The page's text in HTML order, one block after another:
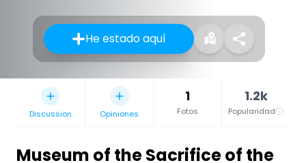
He estado aquí
Discussion Opiniones
1
Fotos
1.2k
Popularidad
Museum of the Sacrifice of the